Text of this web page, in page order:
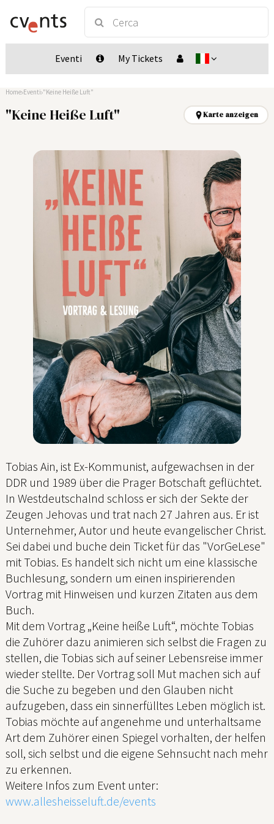
Eventi My Tickets
Home Eventi "Keine Heiße Luft"
"Keine Heiße Luft" Karte anzeigen
Tobias Ain, ist Ex-Kommunist, aufgewachsen in der
DDR und 1989 über die Prager Botschaft geflüchtet.
In Westdeutschalnd schloss er sich der Sekte der
Zeugen Jehovas und trat nach 27 Jahren aus. Er ist
Unternehmer, Autor und heute evangelischer Christ.
Sei dabei und buche dein Ticket für das "VorGeLese"
mit Tobias. Es handelt sich nicht um eine klassische
Buchlesung, sondern um einen inspirierenden
Vortrag mit Hinweisen und kurzen Zitaten aus dem
Buch.
Mit dem Vortrag „Keine heiße Luft“, möchte Tobias
die Zuhörer dazu animieren sich selbst die Fragen zu
stellen, die Tobias sich auf seiner Lebensreise immer
wieder stellte. Der Vortrag soll Mut machen sich auf
die Suche zu begeben und den Glauben nicht
aufzugeben, dass ein sinnerfülltes Leben möglich ist.
Tobias möchte auf angenehme und unterhaltsame
Art dem Zuhörer einen Spiegel vorhalten, der helfen
soll, sich selbst und die eigene Sehnsucht nach mehr
zu erkennen.
Weitere Infos zum Event unter:
www.allesheisseluft.de/events